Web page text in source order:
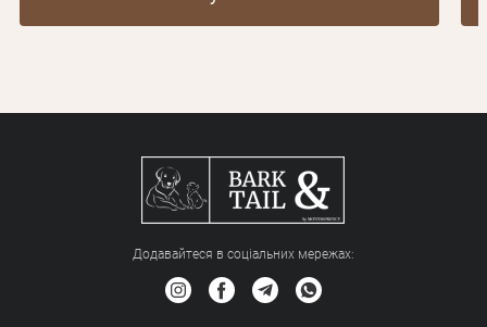
Додавайтеся в соціальних мережах: